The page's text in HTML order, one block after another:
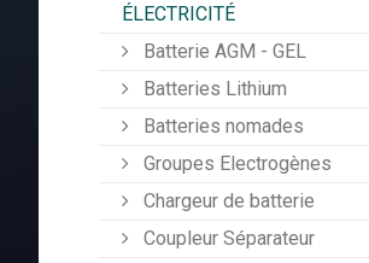
ÉLECTRICITÉ
Batterie AGM - GEL
Batteries Lithium
Batteries nomades
Groupes Electrogènes
Chargeur de batterie
Coupleur Séparateur